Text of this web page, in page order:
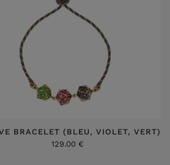
BRACELET (BLEU, VIOLET, VERT)
129.00 €